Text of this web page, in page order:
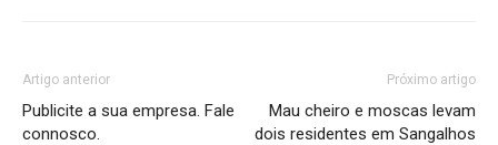
Artigo anterior
Publicite a sua empresa. Fale
connosco.
Próximo artigo
Mau cheiro e moscas levam
dois residentes em Sangalhos